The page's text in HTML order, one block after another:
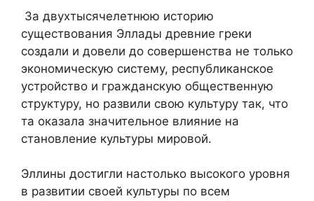
За двухтысячелетнюю историю
существования Эллады древние греки
создали и довели до совершенства не только
экономическую систему, республиканское
устройство и гражданскую общественную
структуру, но развили свою культуру так, что
та оказала значительное влияние на
становление культуры мировой.
Эллины достигли настолько высокого уровня
в развитии своей культуры по всем